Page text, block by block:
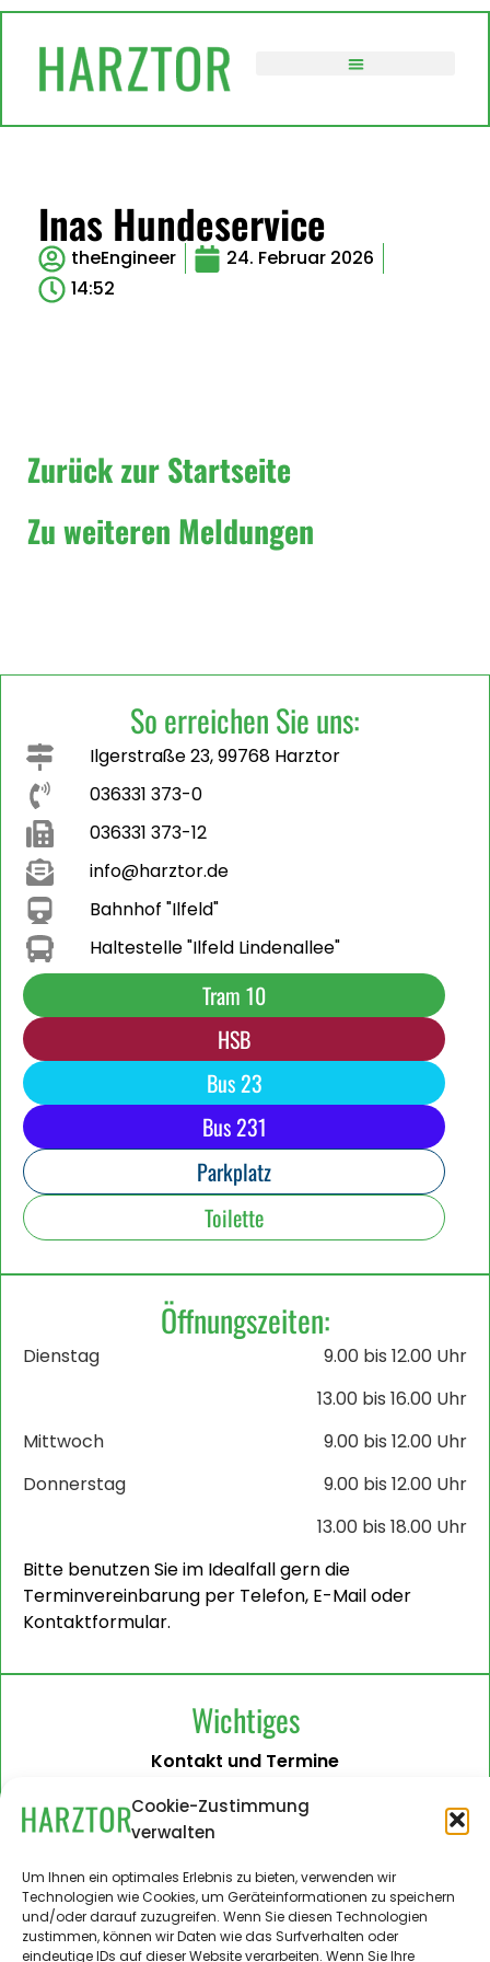
Cookie-Zustimmung
verwalten
Um Ihnen ein optimales Erlebnis zu bieten, verwenden wir
Technologien wie Cookies, um Geräteinformationen zu speichern
und/oder darauf zuzugreifen. Wenn Sie diesen Technologien
zustimmen, können wir Daten wie das Surfverhalten oder
eindeutige IDs auf dieser Website verarbeiten. Wenn Sie Ihre
Inas Hundeservice
theEngineer
24. Februar 2026
14:52
Zurück zur Startseite
Zu weiteren Meldungen
So erreichen Sie uns:
Ilgerstraße 23, 99768 Harztor
036331 373-0
036331 373-12
info@harztor.de
Bahnhof "Ilfeld"
Haltestelle "Ilfeld Lindenallee"
Tram 10
HSB
Bus 23
Bus 231
Parkplatz
Toilette
Öffnungszeiten:
Dienstag
9.00 bis 12.00 Uhr
13.00 bis 16.00 Uhr
Mittwoch
9.00 bis 12.00 Uhr
Donnerstag
9.00 bis 12.00 Uhr
13.00 bis 18.00 Uhr
Bitte benutzen Sie im Idealfall gern die
Terminvereinbarung per Telefon, E-Mail oder
Kontaktformular.
Wichtiges
Kontakt und Termine
Barrierefreiheit
Impressum
Datenschutzerklärung
Administration
Harztor.de als Web-App